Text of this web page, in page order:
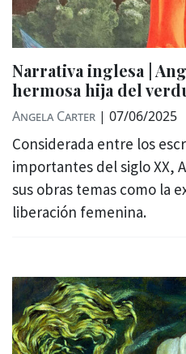
Narrativa inglesa |
hermosa hija del
Angela Carter | 07/06/2025
Considerada entre los
importantes del siglo XX,
sus obras temas como la
liberación femenina.